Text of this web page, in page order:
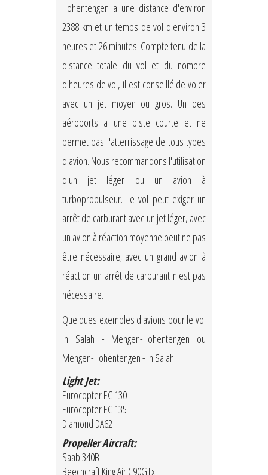
Hohentengen a une distance d'environ
2388 km et un temps de vol d'environ 3
heures et 26 minutes. Compte tenu de la
distance totale du vol et du nombre
d'heures de vol, il est conseillé de voler
avec un jet moyen ou gros. Un des
aéroports a une piste courte et ne
permet pas l'atterrissage de tous types
d'avion. Nous recommandons l'utilisation
d'un jet léger ou un avion à
turbopropulseur. Le vol peut exiger un
arrêt de carburant avec un jet léger, avec
un avion à réaction moyenne peut ne pas
être nécessaire; avec un grand avion à
réaction un arrêt de carburant n'est pas
nécessaire.
Quelques exemples d'avions pour le vol
In Salah - Mengen-Hohentengen ou
Mengen-Hohentengen - In Salah:
Light Jet:
Eurocopter EC 130
Eurocopter EC 135
Diamond DA62
Propeller Aircraft:
Saab 340B
Beechcraft King Air C90GTx